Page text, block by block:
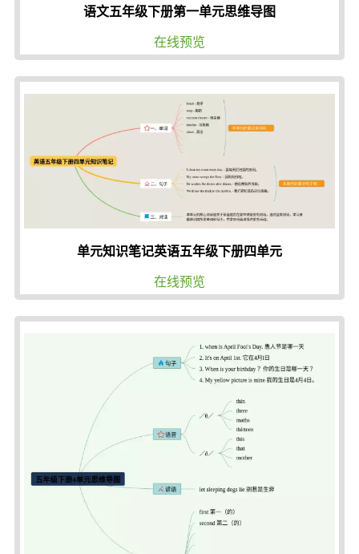
语文五年级下册第一单元思维导图
在线预览
单元知识笔记英语五年级下册四单元
在线预览